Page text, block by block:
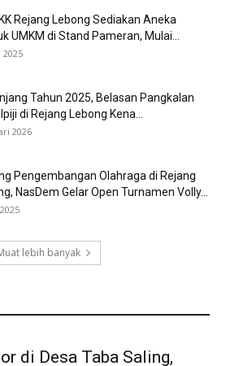
Rejang Lebong Sediakan Aneka
UMKM di Stand Pameran, Mulai...
2025
Tahun 2025, Belasan Pangkalan
di Rejang Lebong Kena...
2026
Pengembangan Olahraga di Rejang
NasDem Gelar Open Turnamen Volly...
lebih banyak
di Desa Taba Saling,